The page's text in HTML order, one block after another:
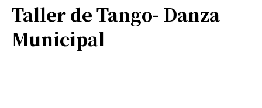
Taller de Tango- Danza
Municipal